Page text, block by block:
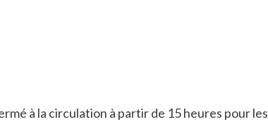
à la circulation à partir de 15 heures pour les